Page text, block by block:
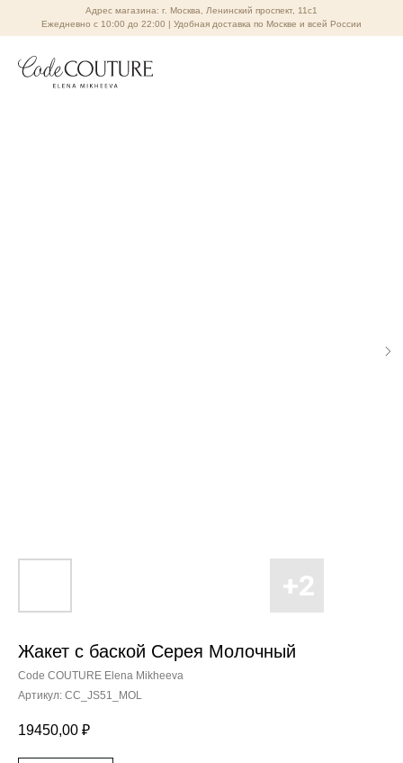
Адрес магазина: г. Москва, Ленинский проспект, 11с1
Ежедневно с 10:00 до 22:00 | Удобная доставка по Москве и всей России
Жакет с баской Серея Молочный
Code COUTURE Elena Mikheeva
Артикул: CC_JS51_MOL
19450,00 ₽